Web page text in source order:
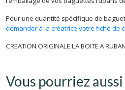
Pour une quantité spécifique de
demander à la créatrice votre fiche de
CREATION ORIGINALE LA BOITE A
Vous pourriez